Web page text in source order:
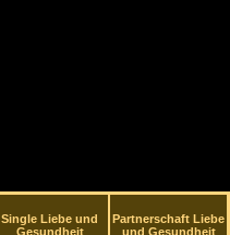
Single Liebe und
Gesundheit
Partnerschaft Liebe
und Gesundheit